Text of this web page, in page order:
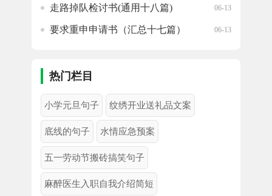
走路掉队检讨书(通用十八篇) 06-13
要求重申申请书（汇总十七篇） 06-13
热门栏目
小学元旦句子 纹绣开业送礼品文案
底线的句子 水情应急预案
五一劳动节搬砖搞笑句子
麻醉医生入职自我介绍简短